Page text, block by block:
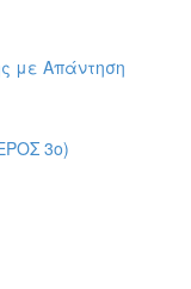
με Απάντηση
3o)